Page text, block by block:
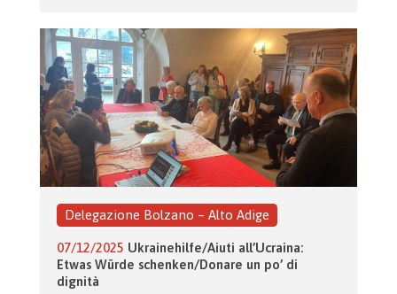
Delegazione Bolzano – Alto Adige
07/12/2025 Ukrainehilfe/Aiuti all’Ucraina:
Etwas Würde schenken/Donare un po’ di
dignità